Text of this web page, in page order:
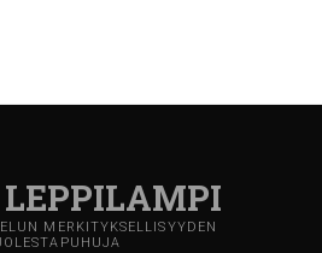
MERKITYKSELLISYYDEN